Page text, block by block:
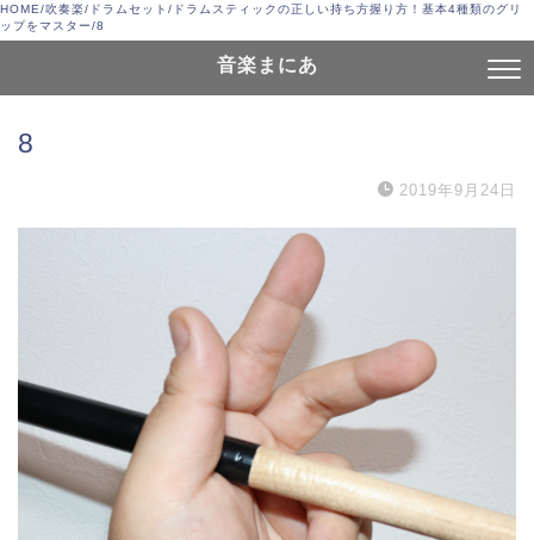
HOME/吹奏楽/ ドラムセット / ドラムスティックの正しい持ち方握り方！基本4種類のグリ
ップをマスター/8
音楽まにあ
8
2019年9月24日